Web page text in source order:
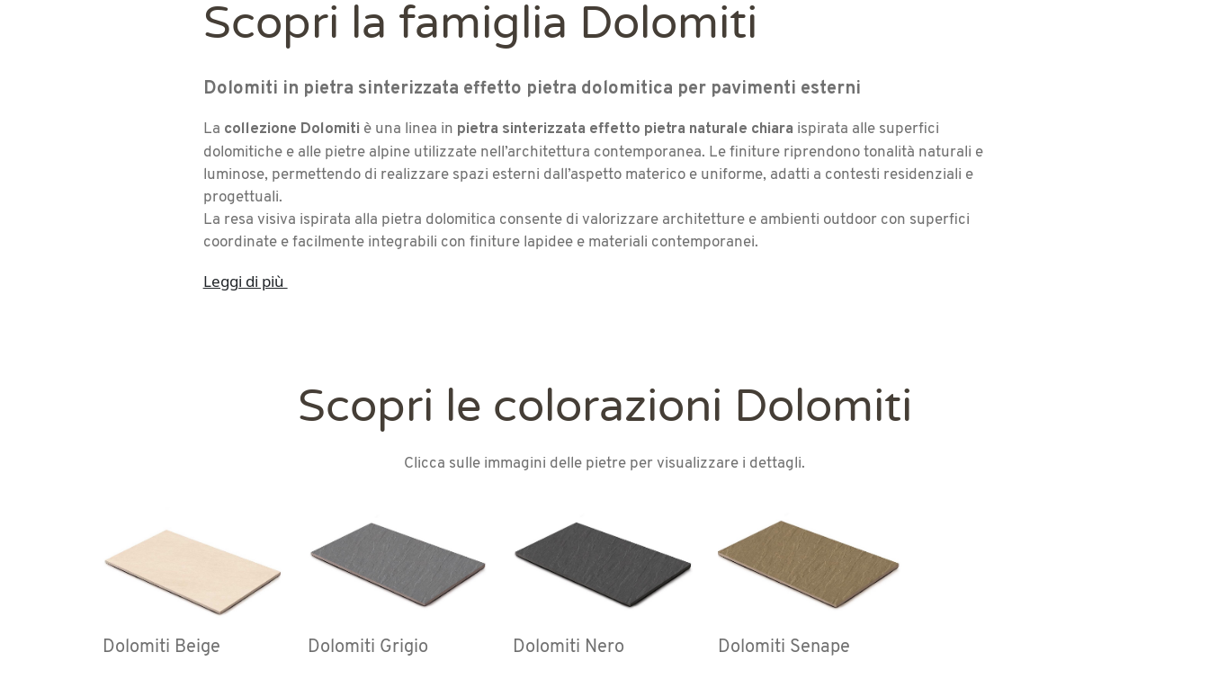
Scopri la famiglia Dolomiti
Dolomiti in pietra sinterizzata effetto pietra dolomitica per pavimenti esterni
La collezione Dolomiti è una linea in pietra sinterizzata effetto pietra naturale chiara ispirata alle superfici
dolomitiche e alle pietre alpine utilizzate nell’architettura contemporanea. Le finiture riprendono tonalità naturali e
luminose, permettendo di realizzare spazi esterni dall’aspetto materico e uniforme, adatti a contesti residenziali e
progettuali.
La resa visiva ispirata alla pietra dolomitica consente di valorizzare architetture e ambienti outdoor con superfici
coordinate e facilmente integrabili con finiture lapidee e materiali contemporanei.
Leggi di più
Scopri le colorazioni Dolomiti
Clicca sulle immagini delle pietre per visualizzare i dettagli.
Dolomiti Beige Dolomiti Grigio Dolomiti Nero Dolomiti Senape